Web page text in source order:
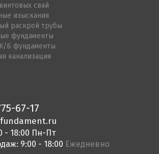
свай
изыскания
раскрой трубы
фундаменты
Б фундаменты
канализация
67-17
- 18:00 Пн-Пт
9:00 - 18:00 Ежедневно